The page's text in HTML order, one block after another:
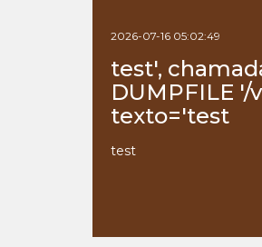
2026-07-16 05:02:49
test',
DUMPFILE
texto='test
test